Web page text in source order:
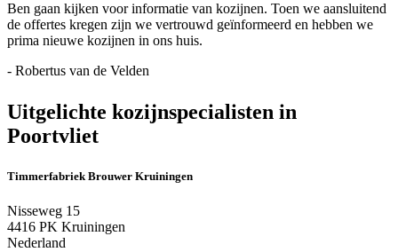
Ben gaan kijken voor informatie van kozijnen. Toen we aansluitend
de offertes kregen zijn we vertrouwd geïnformeerd en hebben we
prima nieuwe kozijnen in ons huis.
- Robertus van de Velden
Uitgelichte kozijnspecialisten in
Poortvliet
Timmerfabriek Brouwer Kruiningen
Nisseweg 15
4416 PK Kruiningen
Nederland